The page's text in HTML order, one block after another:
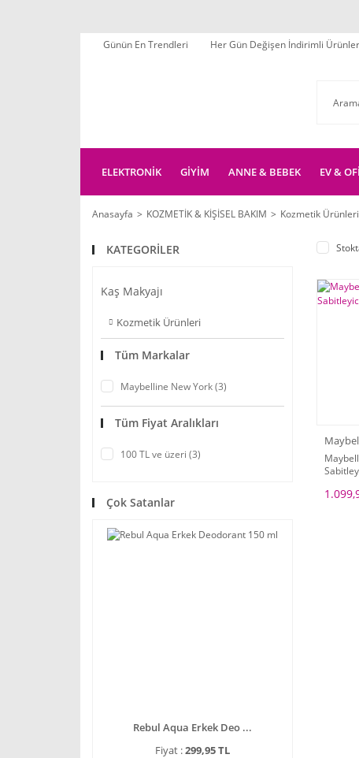
Günün En Trendleri Her Gün Değişen İndirimli Ürünler
ELEKTRONİK GİYİM ANNE & BEBEK EV &
Anasayfa KOZMETİK & KİŞİSEL BAKIM Kozmetik Ürünleri
KATEGORİLER
Kaş Makyajı
Kozmetik Ürünleri
Tüm Markalar
Maybelline New York (3)
Tüm Fiyat Aralıkları
100 TL ve üzeri (3)
Çok Satanlar
Rebul Aqua Erkek Deo ...
Fiyat :299,95 TL